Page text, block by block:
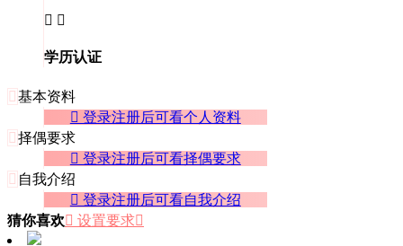
 
学历认证
 基本资料
 登录注册后可看个人资料
 择偶要求
 登录注册后可看择偶要求
 自我介绍
 登录注册后可看自我介绍
猜你喜欢 设置要求